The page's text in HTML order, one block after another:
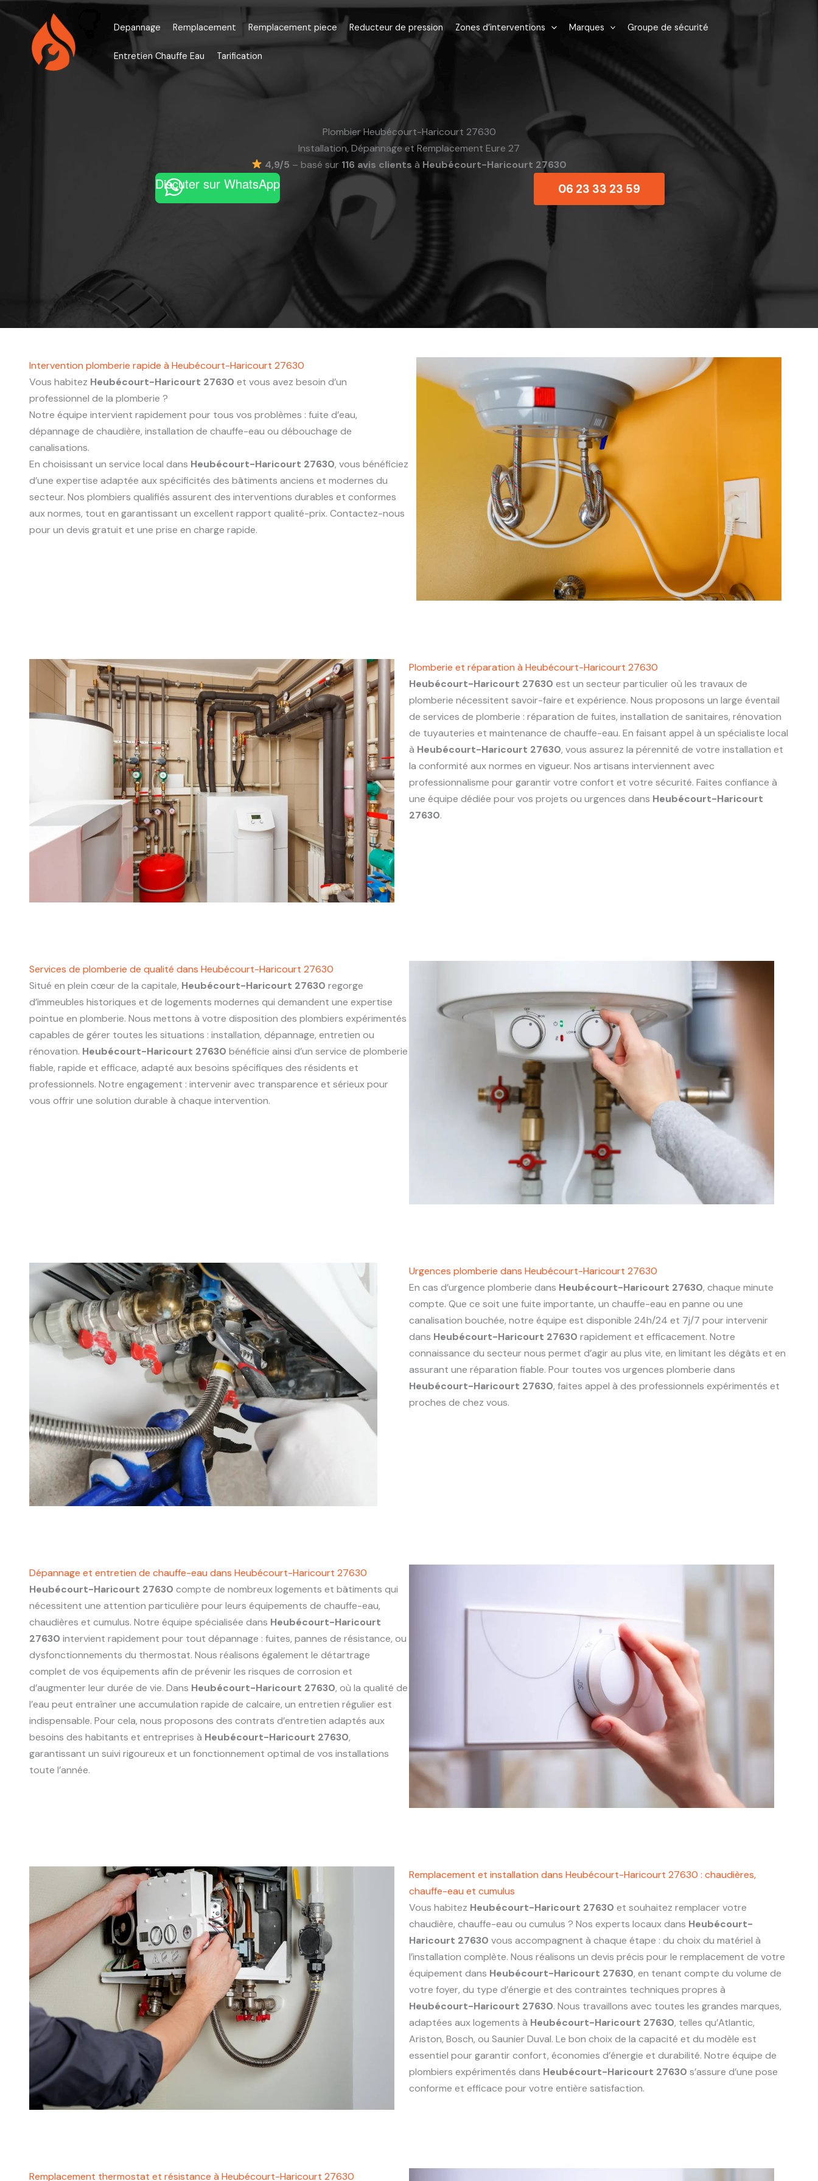
Aller
contenu
Depannage Remplacement Remplacement piece Reducteur de pression Zones d’interventions Marques Groupe de sécurité
Entretien Chauffe Eau Tarification
Plombier Heubécourt-Haricourt 27630
Installation, Dépannage et Remplacement Eure 27
4,9/5 – basé sur 116 avis clients à Heubécourt-Haricourt 27630
Discuter sur WhatsApp 06 23 33 23 59
Intervention plomberie rapide à Heubécourt-Haricourt 27630
Vous habitez Heubécourt-Haricourt 27630 et vous avez besoin d’un
professionnel de la plomberie ?
Notre équipe intervient rapidement pour tous vos problèmes : fuite d’eau,
dépannage de chaudière, installation de chauffe-eau ou débouchage de
canalisations.
En choisissant un service local dans Heubécourt-Haricourt 27630, vous bénéficiez
d’une expertise adaptée aux spécificités des bâtiments anciens et modernes du
secteur. Nos plombiers qualifiés assurent des interventions durables et conformes
aux normes, tout en garantissant un excellent rapport qualité-prix. Contactez-nous
pour un devis gratuit et une prise en charge rapide.
Plomberie et réparation à Heubécourt-Haricourt 27630
Heubécourt-Haricourt 27630 est un secteur particulier où les travaux de
plomberie nécessitent savoir-faire et expérience. Nous proposons un large éventail
de services de plomberie : réparation de fuites, installation de sanitaires, rénovation
de tuyauteries et maintenance de chauffe-eau. En faisant appel à un spécialiste local
à Heubécourt-Haricourt 27630, vous assurez la pérennité de votre installation et
la conformité aux normes en vigueur. Nos artisans interviennent avec
professionnalisme pour garantir votre confort et votre sécurité. Faites confiance à
une équipe dédiée pour vos projets ou urgences dans Heubécourt-Haricourt
27630.
Services de plomberie de qualité dans Heubécourt-Haricourt 27630
Situé en plein cœur de la capitale, Heubécourt-Haricourt 27630 regorge
d’immeubles historiques et de logements modernes qui demandent une expertise
pointue en plomberie. Nous mettons à votre disposition des plombiers expérimentés
capables de gérer toutes les situations : installation, dépannage, entretien ou
rénovation. Heubécourt-Haricourt 27630 bénéficie ainsi d’un service de plomberie
fiable, rapide et efficace, adapté aux besoins spécifiques des résidents et
professionnels. Notre engagement : intervenir avec transparence et sérieux pour
vous offrir une solution durable à chaque intervention.
Urgences plomberie dans Heubécourt-Haricourt 27630
En cas d’urgence plomberie dans Heubécourt-Haricourt 27630, chaque minute
compte. Que ce soit une fuite importante, un chauffe-eau en panne ou une
canalisation bouchée, notre équipe est disponible 24h/24 et 7j/7 pour intervenir
dans Heubécourt-Haricourt 27630 rapidement et efficacement. Notre
connaissance du secteur nous permet d’agir au plus vite, en limitant les dégâts et en
assurant une réparation fiable. Pour toutes vos urgences plomberie dans
Heubécourt-Haricourt 27630, faites appel à des professionnels expérimentés et
proches de chez vous.
Dépannage et entretien de chauffe-eau dans Heubécourt-Haricourt 27630
Heubécourt-Haricourt 27630 compte de nombreux logements et bâtiments qui
nécessitent une attention particulière pour leurs équipements de chauffe-eau,
chaudières et cumulus. Notre équipe spécialisée dans Heubécourt-Haricourt
27630 intervient rapidement pour tout dépannage : fuites, pannes de résistance, ou
dysfonctionnements du thermostat. Nous réalisons également le détartrage
complet de vos équipements afin de prévenir les risques de corrosion et
d’augmenter leur durée de vie. Dans Heubécourt-Haricourt 27630, où la qualité de
l’eau peut entraîner une accumulation rapide de calcaire, un entretien régulier est
indispensable. Pour cela, nous proposons des contrats d’entretien adaptés aux
besoins des habitants et entreprises à Heubécourt-Haricourt 27630,
garantissant un suivi rigoureux et un fonctionnement optimal de vos installations
toute l’année.
Remplacement et installation dans Heubécourt-Haricourt 27630 : chaudières,
chauffe-eau et cumulus
Vous habitez Heubécourt-Haricourt 27630 et souhaitez remplacer votre
chaudière, chauffe-eau ou cumulus ? Nos experts locaux dans Heubécourt-
Haricourt 27630 vous accompagnent à chaque étape : du choix du matériel à
l’installation complète. Nous réalisons un devis précis pour le remplacement de votre
équipement dans Heubécourt-Haricourt 27630, en tenant compte du volume de
votre foyer, du type d’énergie et des contraintes techniques propres à
Heubécourt-Haricourt 27630. Nous travaillons avec toutes les grandes marques,
adaptées aux logements à Heubécourt-Haricourt 27630, telles qu’Atlantic,
Ariston, Bosch, ou Saunier Duval. Le bon choix de la capacité et du modèle est
essentiel pour garantir confort, économies d’énergie et durabilité. Notre équipe de
plombiers expérimentés dans Heubécourt-Haricourt 27630 s’assure d’une pose
conforme et efficace pour votre entière satisfaction.
Remplacement thermostat et résistance à Heubécourt-Haricourt 27630